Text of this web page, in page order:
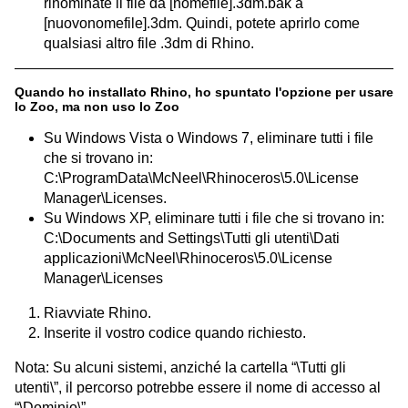
[nuovonomefile].3dm. Quindi, potete aprirlo come
qualsiasi altro file .3dm di Rhino.
Quando ho installato Rhino, ho spuntato l'opzione per usare
lo Zoo, ma non uso lo Zoo
Su Windows Vista o Windows 7, eliminare tutti i file
che si trovano in:
C:\ProgramData\McNeel\Rhinoceros\5.0\License
Manager\Licenses.
Su Windows XP, eliminare tutti i file che si trovano in:
C:\Documents and Settings\Tutti gli utenti\Dati
applicazioni\McNeel\Rhinoceros\5.0\License
Manager\Licenses
Riavviate Rhino.
Inserite il vostro codice quando richiesto.
Nota: Su alcuni sistemi, anziché la cartella “\Tutti gli
utenti\”, il percorso potrebbe essere il nome di accesso al